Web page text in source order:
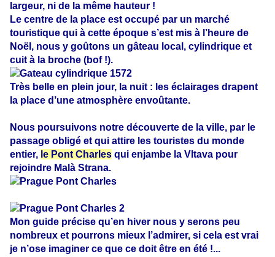
largeur, ni de la même hauteur !
Le centre de la place est occupé par un marché
touristique qui à cette époque s’est mis à l’heure de
Noël, nous y goûtons un gâteau local, cylindrique et
cuit à la broche (bof !).
Très belle en plein jour, la nuit : les éclairages drapent
la place d’une atmosphère envoûtante.
Nous poursuivons notre découverte de la ville, par le
passage obligé et qui attire les touristes du monde
entier, le Pont Charles qui enjambe la Vltava pour
rejoindre Malà Strana.
Mon guide précise qu’en hiver nous y serons peu
nombreux et pourrons mieux l’admirer, si cela est vrai
je n’ose imaginer ce que ce doit être en été !...